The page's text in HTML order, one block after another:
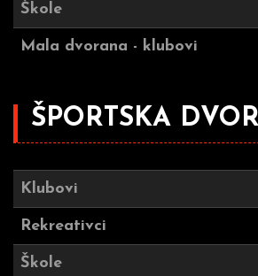
Škole
Mala dvorana - klubovi
ŠPORTSKA
Klubovi
Rekreativci
Škole